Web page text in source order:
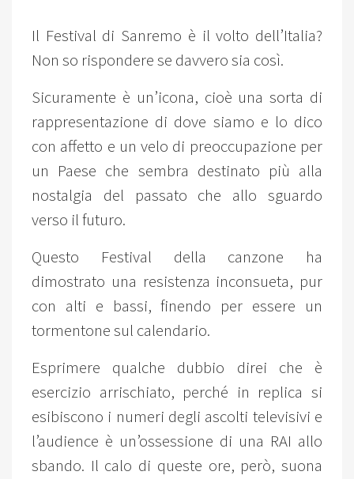
Il Festival di Sanremo è il volto dell’Italia?
Non so rispondere se davvero sia così.
Sicuramente è un’icona, cioè una sorta di
rappresentazione di dove siamo e lo dico
con affetto e un velo di preoccupazione per
un Paese che sembra destinato più alla
nostalgia del passato che allo sguardo
verso il futuro.
Questo Festival della canzone ha
dimostrato una resistenza inconsueta, pur
con alti e bassi, finendo per essere un
tormentone sul calendario.
Esprimere qualche dubbio direi che è
esercizio arrischiato, perché in replica si
esibiscono i numeri degli ascolti televisivi e
l’audience è un’ossessione di una RAI allo
sbando. Il calo di queste ore, però, suona